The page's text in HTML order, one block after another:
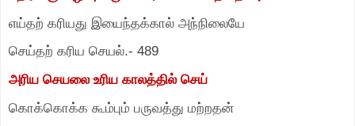
எய்தற் கரியது இயைந்தக்கால் அந்நிலையே
செய்தற் கரிய செயல்.- 489
அரிய செயலை உரிய காலத்தில் செய்
கொக்கொக்க கூம்பும் பருவத்து மற்றதன்